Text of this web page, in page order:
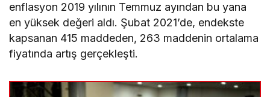
enflasyon 2019 yılının Temmuz ayından bu yana
en yüksek değeri aldı. Şubat 2021’de, endekste
kapsanan 415 maddeden, 263 maddenin ortalama
fiyatında artış gerçekleşti.